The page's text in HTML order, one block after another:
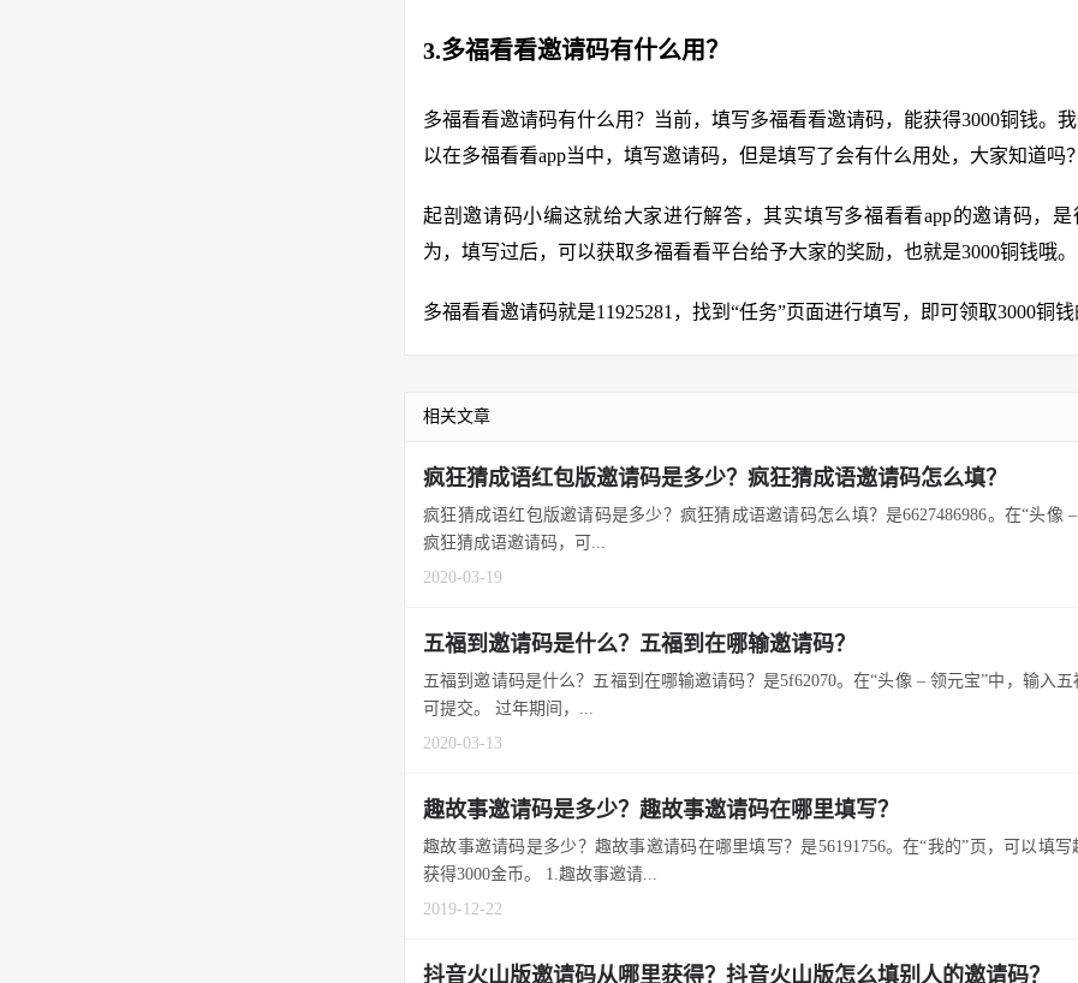
3.多福看看邀请码有什么用？
多福看看邀请码有什么用？当前，填写多福看看邀请码，能获得3000铜钱。
以在多福看看app当中，填写邀请码，但是填写了会有什么用处，大家知道吗？
起剖邀请码小编这就给大家进行解答，其实填写多福看看app的邀请码，是
为，填写过后，可以获取多福看看平台给予大家的奖励，也就是3000铜钱哦。
多福看看邀请码就是11925281，找到“任务”页面进行填写，即可领取3000铜钱
相关文章
疯狂猜成语红包版邀请码是多少？疯狂猜成语邀请码怎么填？
疯狂猜成语红包版邀请码是多少？疯狂猜成语邀请码怎么填？是6627486986。在“头像
疯狂猜成语邀请码，可...
2020-03-19
五福到邀请码是什么？五福到在哪输邀请码？
五福到邀请码是什么？五福到在哪输邀请码？是5f62070。在“头像 – 领元宝”中，输入
可提交。 过年期间，...
2020-03-13
趣故事邀请码是多少？趣故事邀请码在哪里填写？
趣故事邀请码是多少？趣故事邀请码在哪里填写？是56191756。在“我的”页，可以填写
获得3000金币。 1.趣故事邀请...
2019-12-22
抖音火山版邀请码从哪里获得？抖音火山版怎么填别人的邀请码？